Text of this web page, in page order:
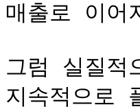
매출로 이어
그럼 실질
지속적으로